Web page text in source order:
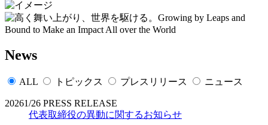
News
ALL トピックス プレスリリース ニュース
20261/26 PRESS RELEASE
代表取締役の異動に関するお知らせ